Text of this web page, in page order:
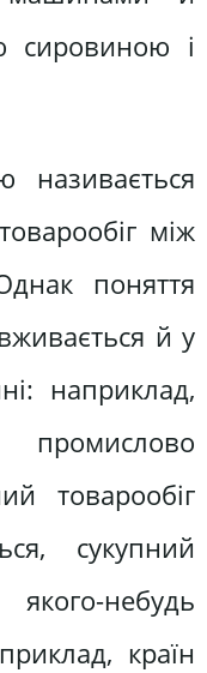
сировиною і
називається
між
поняття
й у
наприклад,
промислово
товарообіг
сукупний
небудь
країн